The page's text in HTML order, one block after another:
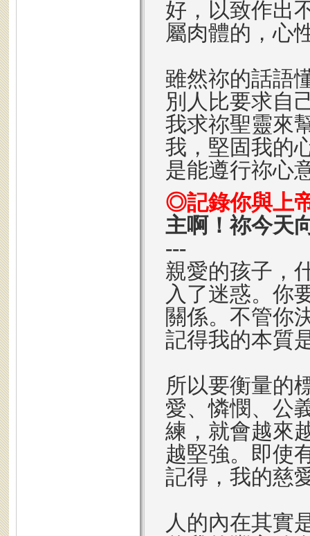
好，以致作出
屬肉體的，心
雖然祢的話語
別人比要求自
我求祢聖靈來
我，堅固我的
是能遵行祢心
◎記錄你與上
主啊！祢今天
---
親愛的孩子，
入了迷惑。你
關係。不管你
記得我的本質
所以要衡量的
愛、憐憫、公
練，就會越來
越堅強。即使
記得，我的慈
人的內在其實